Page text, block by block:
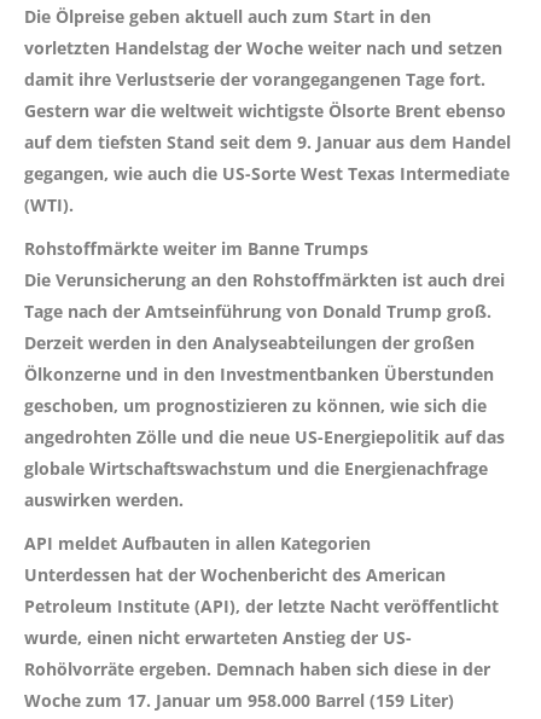
Die Ölpreise geben aktuell auch zum Start in den
vorletzten Handelstag der Woche weiter nach und setzen
damit ihre Verlustserie der vorangegangenen Tage fort.
Gestern war die weltweit wichtigste Ölsorte Brent ebenso
auf dem tiefsten Stand seit dem 9. Januar aus dem Handel
gegangen, wie auch die US-Sorte West Texas Intermediate
(WTI).
Rohstoffmärkte weiter im Banne Trumps
Die Verunsicherung an den Rohstoffmärkten ist auch drei
Tage nach der Amtseinführung von Donald Trump groß.
Derzeit werden in den Analyseabteilungen der großen
Ölkonzerne und in den Investmentbanken Überstunden
geschoben, um prognostizieren zu können, wie sich die
angedrohten Zölle und die neue US-Energiepolitik auf das
globale Wirtschaftswachstum und die Energienachfrage
auswirken werden.
API meldet Aufbauten in allen Kategorien
Unterdessen hat der Wochenbericht des American
Petroleum Institute (API), der letzte Nacht veröffentlicht
wurde, einen nicht erwarteten Anstieg der US-
Rohölvorräte ergeben. Demnach haben sich diese in der
Woche zum 17. Januar um 958.000 Barrel (159 Liter)